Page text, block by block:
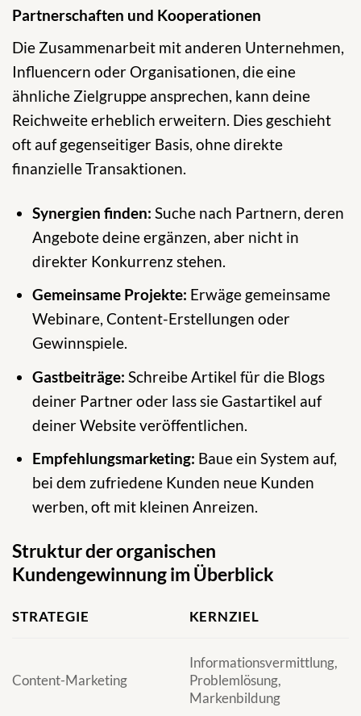
Partnerschaften und Kooperationen
Die Zusammenarbeit mit anderen Unternehmen,
Influencern oder Organisationen, die eine
ähnliche Zielgruppe ansprechen, kann deine
Reichweite erheblich erweitern. Dies geschieht
oft auf gegenseitiger Basis, ohne direkte
finanzielle Transaktionen.
Synergien finden: Suche nach Partnern, deren
Angebote deine ergänzen, aber nicht in
direkter Konkurrenz stehen.
Gemeinsame Projekte: Erwäge gemeinsame
Webinare, Content-Erstellungen oder
Gewinnspiele.
Gastbeiträge: Schreibe Artikel für die Blogs
deiner Partner oder lass sie Gastartikel auf
deiner Website veröffentlichen.
Empfehlungsmarketing: Baue ein System auf,
bei dem zufriedene Kunden neue Kunden
werben, oft mit kleinen Anreizen.
Struktur der organischen
Kundengewinnung im Überblick
STRATEGIE KERNZIEL
Content-Marketing
Informationsvermittlung,
Problemlösung,
Markenbildung